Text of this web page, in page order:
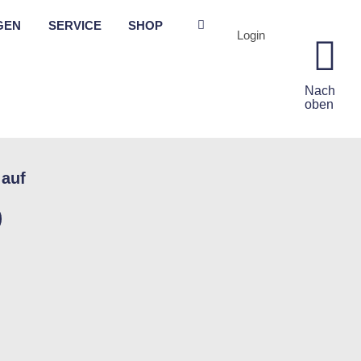
SERVICE SHOP
Login
Nach
oben